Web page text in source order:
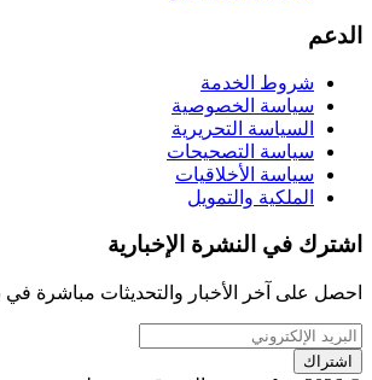
الدعم
شروط الخدمة
سياسة الخصوصية
السياسة التحريرية
سياسة التصحيحات
سياسة الأخلاقيات
الملكية والتمويل
اشترك في النشرة الإخبارية
احصل على آخر الأخبار والتحديثات مباشرة في
اشتراك